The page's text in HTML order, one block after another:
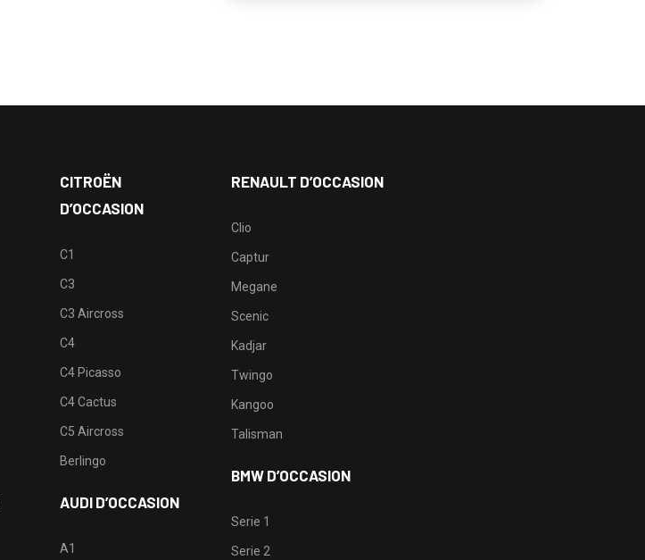
CITROËN
D’OCCASION
C1
C3
C3 Aircross
C4
C4 Picasso
C4 Cactus
C5 Aircross
Berlingo
AUDI D’OCCASION
A1
RENAULT D’OCCASION
Clio
Captur
Megane
Scenic
Kadjar
Twingo
Kangoo
Talisman
BMW D’OCCASION
Serie 1
Serie 2